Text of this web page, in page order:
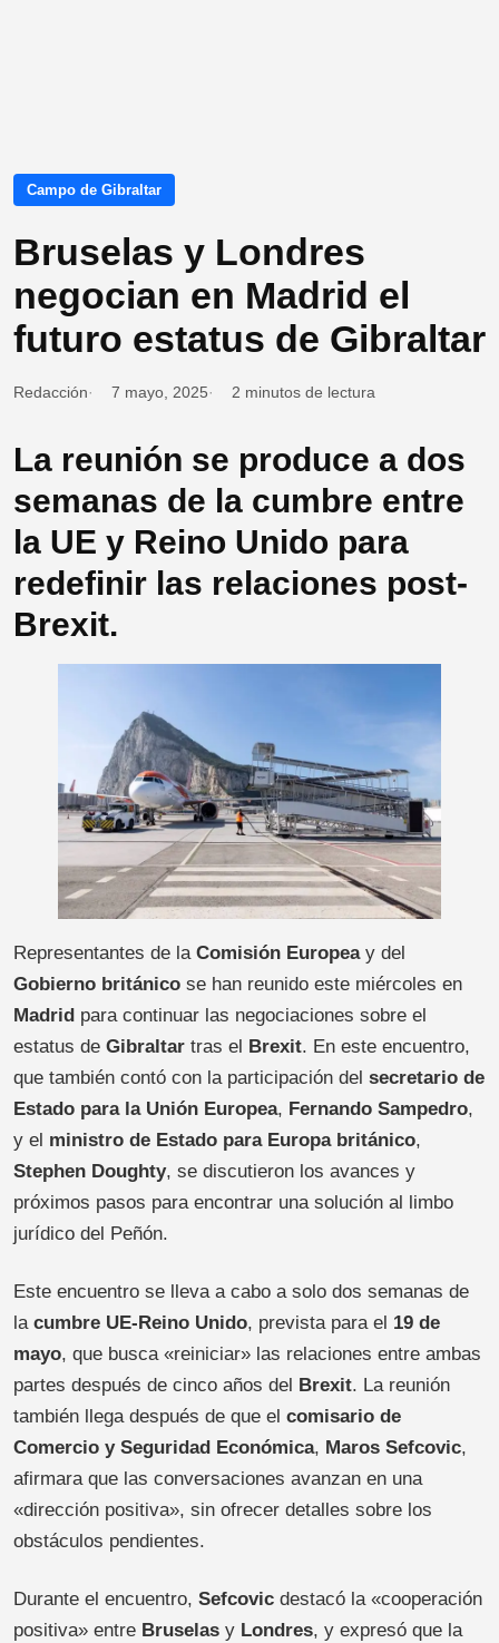
Campo de Gibraltar
Bruselas y Londres
negocian en Madrid el
futuro estatus de Gibraltar
Redacción 7 mayo, 2025 2 minutos de lectura
La reunión se produce a dos
semanas de la cumbre entre
la UE y Reino Unido para
redefinir las relaciones post-
Brexit.
Representantes de la Comisión Europeay del
Gobierno británico se han reunido este miércoles en
Madrid para continuar las negociaciones sobre el
estatus de Gibraltar tras el Brexit. En este encuentro,
que también contó con la participación del secretario de
Estado para la Unión Europea, Fernando Sampedro,
y el ministro de Estado para Europa británico,
Stephen Doughty, se discutieron los avances y
próximos pasos para encontrar una solución al limbo
jurídico del Peñón.
Este encuentro se lleva a cabo a solo dos semanas de
la cumbre UE-Reino Unido, prevista para el 19 de
mayo, que busca «reiniciar» las relaciones entre ambas
partes después de cinco años del
Brexit. La reunión
también llega después de que el comisario de
Comercio y Seguridad Económica, Maros Sefcovic,
afirmara que las conversaciones avanzan en una
«dirección positiva», sin ofrecer detalles sobre los
obstáculos pendientes.
Durante el encuentro, Sefcovic destacó la «cooperación
positiva» entre Bruselas y Londres, y expresó que la